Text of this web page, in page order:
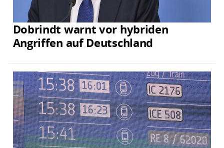
Dobrindt warnt vor hybriden
Angriffen auf Deutschland